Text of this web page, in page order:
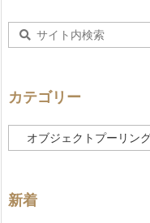
カテゴリー
テ
ー
新着